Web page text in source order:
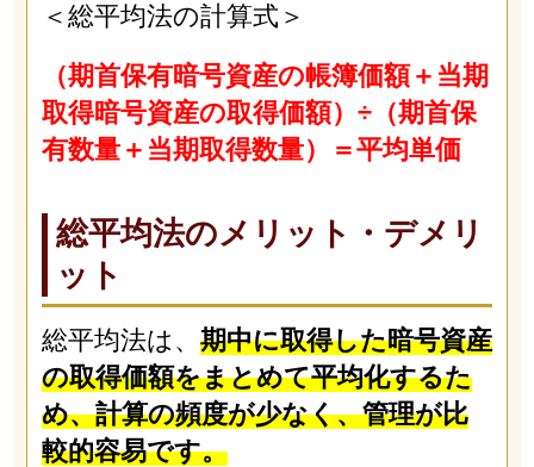
＜総平均法の計算式＞
（期首保有暗号資産の帳簿価額＋当期
取得暗号資産の取得価額）÷（期首保
有数量＋当期取得数量）＝平均単価
総平均法のメリット・デメリ
ット
総平均法は、 期中に取得した暗号資産
の取得価額をまとめて平均化するた
め、計算の頻度が少なく、管理が比
較的容易です。